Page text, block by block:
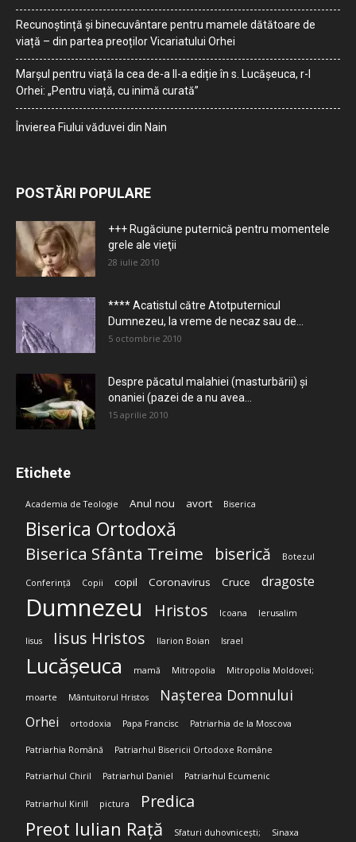
Recunoștință și binecuvântare pentru mamele dătătoare de
viață – din partea preoților Vicariatului Orhei
Marșul pentru viață la cea de-a II-a ediție în s. Lucășeuca, r-l
Orhei: „Pentru viață, cu inimă curată”
Învierea Fiului văduvei din Nain
POSTĂRI POPULARE
+++ Rugăciune puternică pentru momentele
grele ale vieţii
28 iulie 2010
**** Acatistul către Atotputernicul
Dumnezeu, la vreme de necaz sau de...
5 octombrie 2010
Despre păcatul malahiei (masturbării) şi
onaniei (pazei de a nu avea...
15 aprilie 2010
Etichete
Academia de Teologie Anul nou avort Biserica
Biserica Ortodoxă
Biserica Sfânta Treime biserică Botezul
Conferință Copii copil Coronavirus Cruce dragoste
Dumnezeu Hristos Icoana Ierusalim
Iisus Iisus Hristos Ilarion Boian Israel
Lucășeuca mamă Mitropolia Mitropolia Moldovei;
moarte Mântuitorul Hristos Nașterea Domnului
Orhei ortodoxia Papa Francisc Patriarhia de la Moscova
Patriarhia Română Patriarhul Bisericii Ortodoxe Române
Patriarhul Chiril Patriarhul Daniel Patriarhul Ecumenic
Patriarhul Kirill pictura Predica
Preot Iulian Rață Sfaturi duhovnicești; Sinaxa